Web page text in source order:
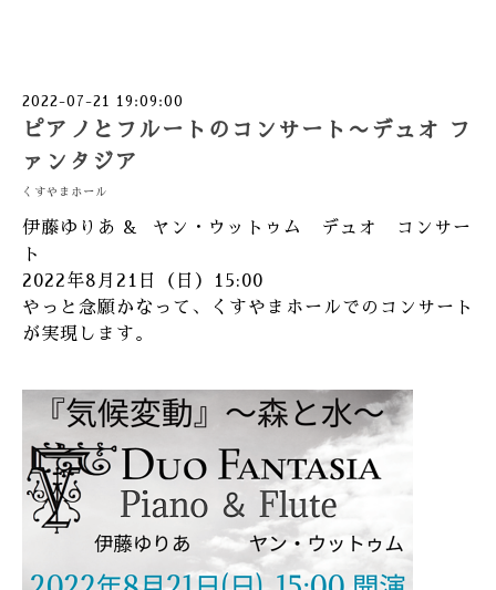
2022-07-21 19:09:00
ピアノとフルートのコンサート〜デュオ フ
ァンタジア
くすやまホール
伊藤ゆりあ & ヤン・ウットゥム デュオ コンサー
ト
2022年8月21日（日）15:00
やっと念願かなって、くすやまホールでのコンサート
が実現します。